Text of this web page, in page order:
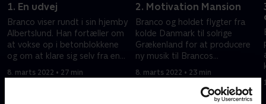
1. En udvej
Branco viser rundt i sin hjemby
Albertslund. Han fortæller om
at vokse op i betonblokkene
og om at klare sig selv fra en
8. marts 2022 • 27 min
2. Motivation Mansion
Branco og holdet flygter fra
kolde Danmark til solrige
Grækenland for at producere
ny musik til Brancos
arbejder de bag de lukkede
8. marts 2022 • 23 min